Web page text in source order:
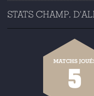
STATS CHAMP.
MATCHS
5